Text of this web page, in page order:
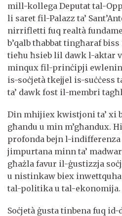
mill-kollega Deputat tal-
li saret fil-Palazz ta’
nirrifletti fuq realtà
b’qalb tħabbat tingħaraf
tieħu ħsieb lil dawk l-aktar
minqux fil-prinċipji
is-soċjetà tkejjel is-suċċess
ta’ dawk fost il-membri
Din mhijiex kwistjoni ta’ xi
għandu u min m’għandux.
profonda bejn l-
jimpurtana minn ta’
għażla favur il-ġustizzja
u nistinkaw biex
tal-politika u tal-ekonomija.
Soċjetà ġusta tinbena fuq